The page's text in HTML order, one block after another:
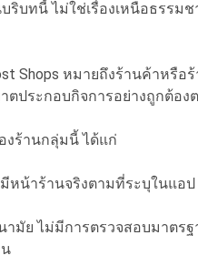
บริบทนี้ ไม่ใช่เรื่องเหนือธรร
Shops หมายถึงร้านค้าหรื
ประกอบกิจการอย่างถูกต้อง
ร้านกลุ่มนี้ ได้แก่
หน้าร้านจริงตามที่ระบุในแอ
มัย ไม่มีการตรวจสอบมาตร